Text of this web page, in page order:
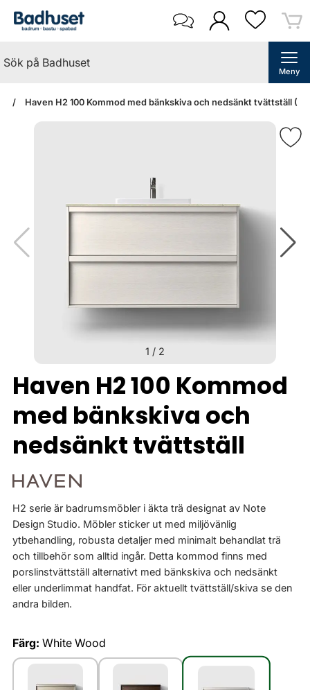
Meny
Haven H2 100 Kommod med bänkskiva och nedsänkt tvättställ
1 / 2
Haven H2 100 Kommod
med bänkskiva och
nedsänkt tvättställ
H2 serie är badrumsmöbler i äkta trä designat av Note
Design Studio. Möbler sticker ut med miljövänlig
ytbehandling, robusta detaljer med minimalt behandlat trä
och tillbehör som alltid ingår. Detta kommod finns med
porslinstvättställ alternativt med bänkskiva och nedsänkt
eller underlimmat handfat. För aktuellt tvättställ/skiva se den
andra bilden.
Färg: White Wood